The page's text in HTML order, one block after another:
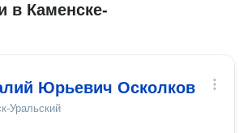
в Каменске-
Юрьевич Осколков
Уральский